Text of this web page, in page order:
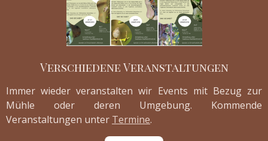
Verschiedene Veranstaltungen
Immer wieder veranstalten wir Events mit Bezug zur
Mühle oder deren Umgebung. Kommende
Veranstaltungen unter Termine.